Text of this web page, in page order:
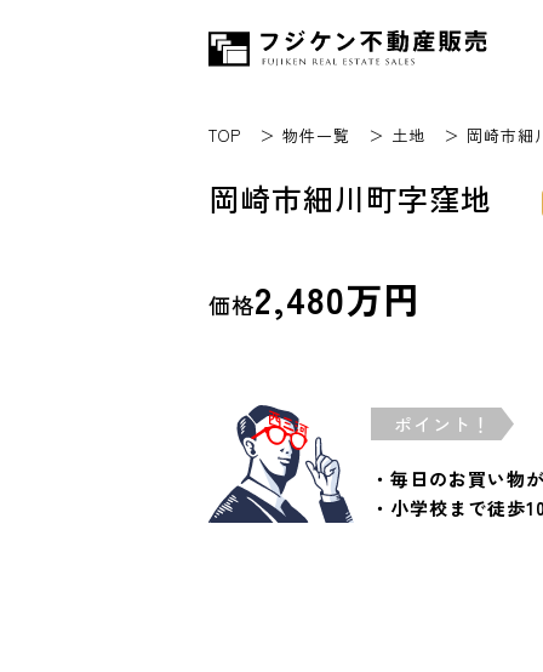
TOP 物件一覧 土地 岡崎市細
岡崎市細川町字窪地
価格2,480万円
ポイント！
・毎日のお買い物
・小学校まで徒歩